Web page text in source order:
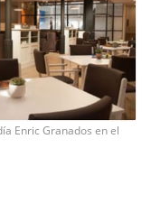
Enric Granados en el